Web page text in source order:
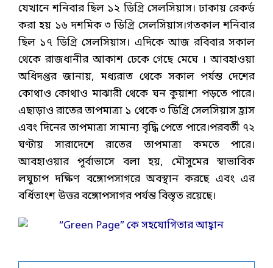
যেখানে শনিবার ছিল ১২ ডিগ্রি সেলসিয়াস। ঢাকায় রেকর্ড
করা হয় ১৬ দশমিক ৩ ডিগ্রি সেলসিয়াস।গতকাল শনিবার
ছিল ১৭ ডিগ্রি সেলসিয়াস। এদিকে আজ রবিবার সকাল
থেকে রাজধানীর আকাশ ঢেকে গেছে মেঘে । আবহাওয়া
অধিদপ্তর জানায়, মধ্যরাত থেকে সকাল পর্যন্ত দেশের
কোথাও কোথাও মাঝারী থেকে ঘন কুয়াশা পড়তে পারে।
এছাড়াও রাতের তাপমাত্রা ১ থেকে ৩ ডিগ্রি সেলসিয়াস হ্রাস
এবং দিনের তাপমাত্রা সামান্য বৃদ্ধি পেতে পারে।পরবর্তী ৭২
ঘণ্টায় সারাদেশে রাতের তাপমাত্রা কমতে পারে।
আবহাওয়ার পূর্বাভাসে বলা হয়, মৌসুমের স্বাভাবিক
লঘুচাপ দক্ষিণ বঙ্গোপসাগরে অবস্থান করছে এবং এর
বর্ধিতাংশ উত্তর বঙ্গোপসাগর পর্যন্ত বিস্তৃত রয়েছে।